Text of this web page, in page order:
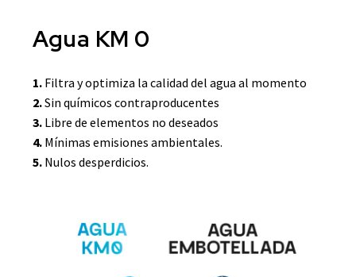
Agua KM 0
1. Filtra y optimiza la calidad del agua al momento
2.Sin químicos contraproducentes
3. Libre de elementos no deseados
4. Mínimas emisiones ambientales.
5. Nulos desperdicios.